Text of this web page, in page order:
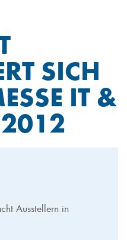
SICH
IT &
2012
Ausstellern in